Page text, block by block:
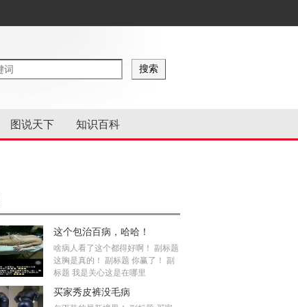
图说天下 知识百科
这个包治百病，哈哈！
啥病人看了这个都得好啊！ 副标题
这胸是真的！ 副标题 你赢了！ 副
标题 我是关心这是在哪里
买家秀皮裤没毛病